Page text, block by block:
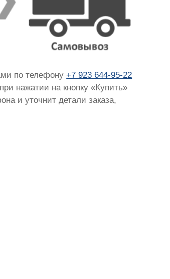
по телефону+7 923 644-95-22
нажатии на кнопку «Купить»
и уточнит детали заказа,